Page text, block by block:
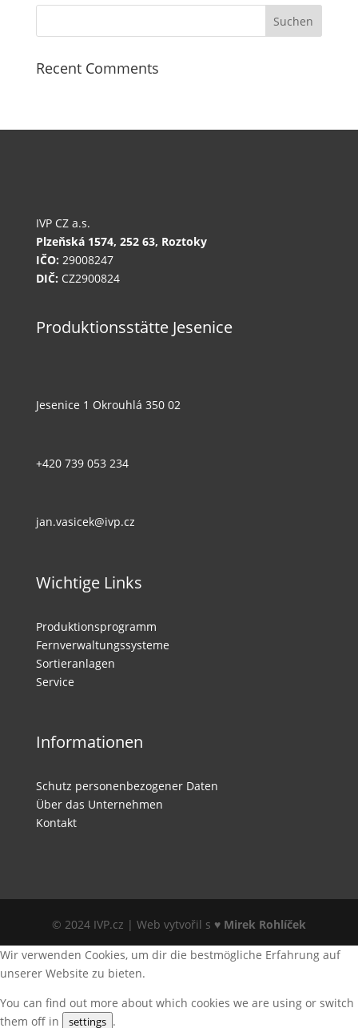
Recent Comments
IVP CZ a.s.
Plzeňská 1574, 252 63, Roztoky
IČO: 29008247
DIČ: CZ2900824
Produktionsstätte Jesenice
Jesenice 1 Okrouhlá 350 02
+420 739 053 234
jan.vasicek@ivp.cz
Wichtige Links
Produktionsprogramm
Fernverwaltungssysteme
Sortieranlagen
Service
Informationen
Schutz personenbezogener Daten
Über das Unternehmen
Kontakt
© 2024 IVP.cz | Web vytvořil s ♥ Mirek Rohlíček
Wir verwenden Cookies, um dir die bestmögliche Erfahrung auf
unserer Website zu bieten.
You can find out more about which cookies we are using or switch
them off in
settings .